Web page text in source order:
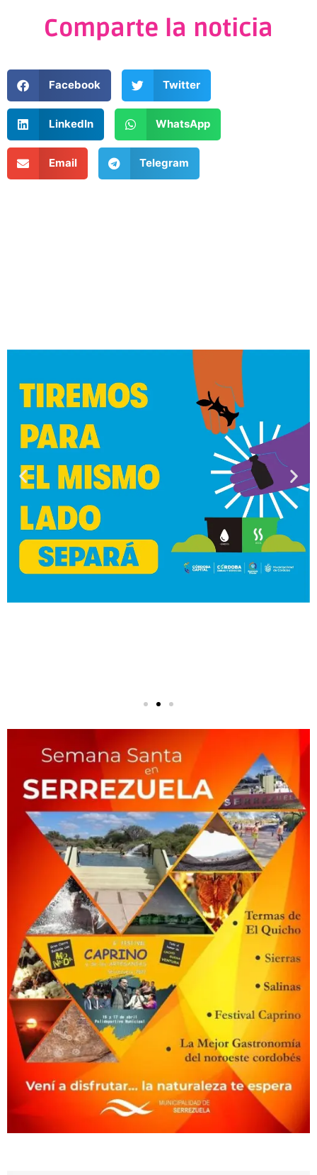
Comparte la noticia
Facebook Twitter
LinkedIn WhatsApp
Email Telegram